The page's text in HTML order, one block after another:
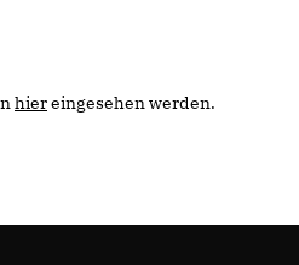
hiereingesehen werden.